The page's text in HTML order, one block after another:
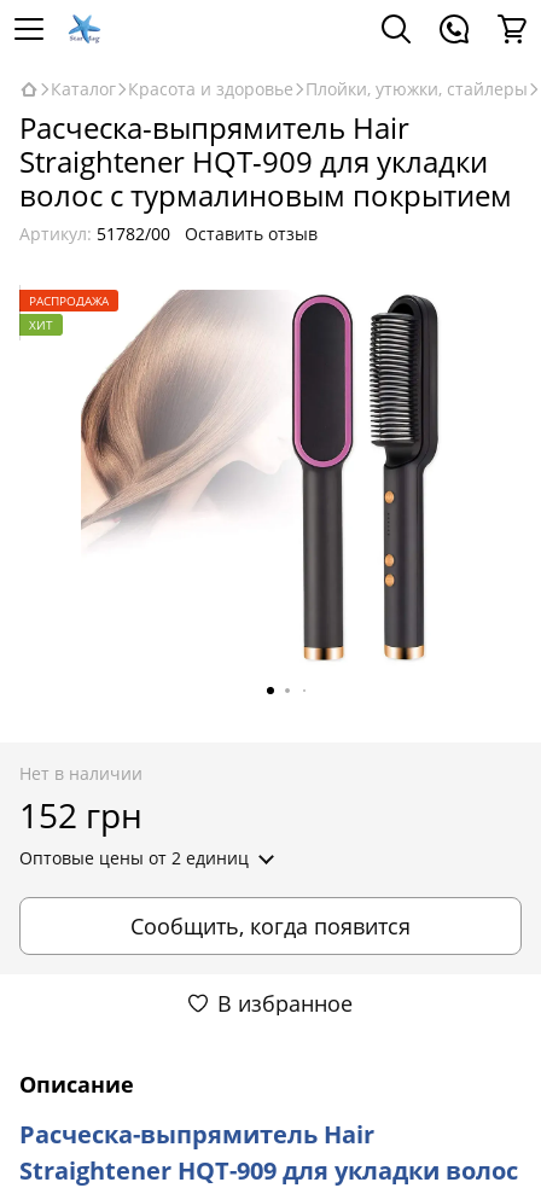
Каталог Красота и здоровье Плойки, утюжки, стайлеры
Расческа-выпрямитель Hair
Straightener HQT-909 для укладки
волос с турмалиновым покрытием
Артикул: 51782/00 Оставить отзыв
РАСПРОДАЖА
ХИТ
Нет в наличии
152 грн
Оптовые цены от 2 единиц
Сообщить, когда появится
В избранное
Описание
Расческа-выпрямитель Hair
Straightener HQT-909 для укладки волос